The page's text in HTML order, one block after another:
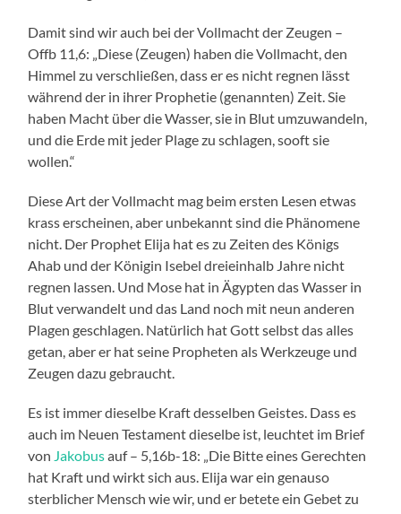
Damit sind wir auch bei der Vollmacht der Zeugen –
Offb 11,6: „Diese (Zeugen) haben die Vollmacht, den
Himmel zu verschließen, dass er es nicht regnen lässt
während der in ihrer Prophetie (genannten) Zeit. Sie
haben Macht über die Wasser, sie in Blut umzuwandeln,
und die Erde mit jeder Plage zu schlagen, sooft sie
wollen.“
Diese Art der Vollmacht mag beim ersten Lesen etwas
krass erscheinen, aber unbekannt sind die Phänomene
nicht. Der Prophet Elija hat es zu Zeiten des Königs
Ahab und der Königin Isebel dreieinhalb Jahre nicht
regnen lassen. Und Mose hat in Ägypten das Wasser in
Blut verwandelt und das Land noch mit neun anderen
Plagen geschlagen. Natürlich hat Gott selbst das alles
getan, aber er hat seine Propheten als Werkzeuge und
Zeugen dazu gebraucht.
Es ist immer dieselbe Kraft desselben Geistes. Dass es
auch im Neuen Testament dieselbe ist, leuchtet im Brief
von Jakobusauf – 5,16b-18: „Die Bitte eines Gerechten
hat Kraft und wirkt sich aus. Elija war ein genauso
sterblicher Mensch wie wir, und er betete ein Gebet zu